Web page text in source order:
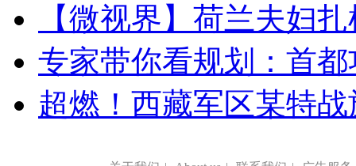
【微视界】荷兰夫妇
专家带你看规划：首
超燃！西藏军区某特